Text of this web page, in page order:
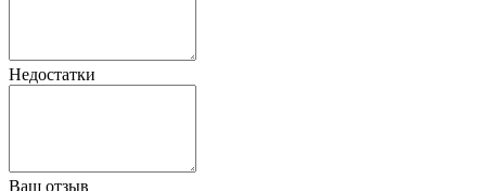
Недостатки
Ваш отзыв